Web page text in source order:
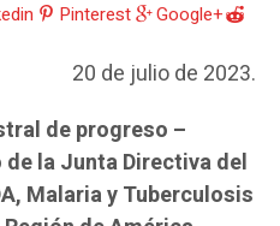
Pinterest
Google+
20 de julio de 2023.
de progreso –
la Junta Directiva del
Malaria y Tuberculosis